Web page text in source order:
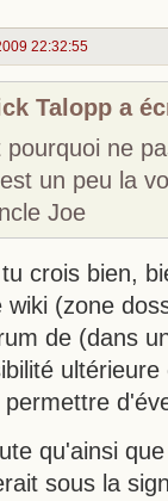
22:32:55
Talopp a
pourquoi ne
un peu la
Joe
crois bien,
wiki (zone
de (dans
permettre
qu'ainsi
sous la